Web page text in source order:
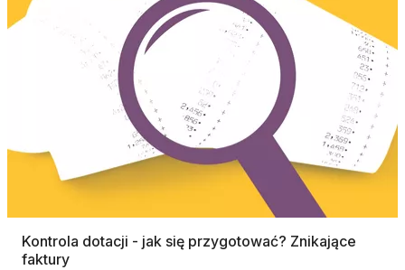
Kontrola dotacji - jak się przygotować? Znikające
faktury